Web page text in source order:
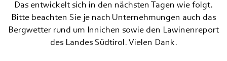
Das entwickelt sich in den nächsten Tagen wie folgt.
Bitte beachten Sie je nach Unternehmungen auch das
Bergwetter rund um Innichen sowie den Lawinenreport
des Landes Südtirol. Vielen Dank.